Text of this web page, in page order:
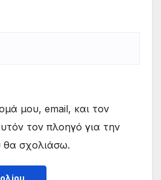
μου, email, και τον
τον πλοηγό για την
θα σχολιάσω.